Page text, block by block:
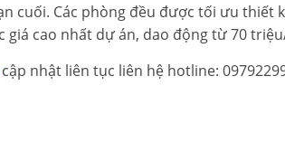
cuối. Các phòng đều được tối ưu thiết
cao nhất dự án, dao động từ 70
cập nhật liên tục liên hệ hotline: